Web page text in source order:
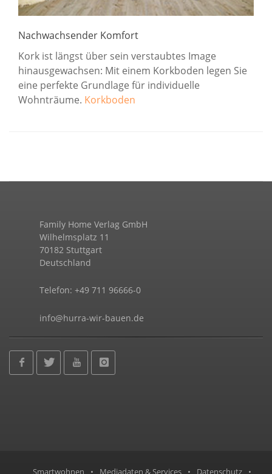
Nachwachsender Komfort
Kork ist längst über sein verstaubtes Image
hinausgewachsen: Mit einem Korkboden legen Sie
eine perfekte Grundlage für individuelle
Wohnträume. Korkboden
Family Home Verlag GmbH
Wilhelmsplatz 11
70182 Stuttgart
Deutschland
Telefon: +49 711 96666-0
info@hurra-wir-bauen.de
Smartwohnen • Mediadaten & Services • Datenschutz •